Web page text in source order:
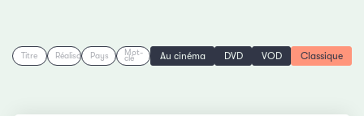
Titre RéalisationPays Mot-
clé Au cinéma DVD VOD Classique